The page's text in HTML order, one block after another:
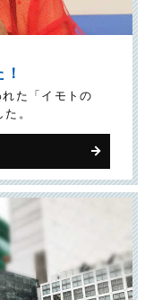
た「イモトの
。